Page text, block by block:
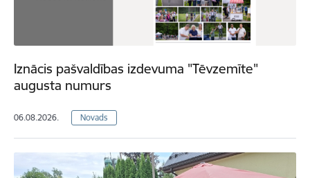
Iznācis pašvaldības izdevuma "Tēvzemīte"
augusta numurs
06.08.2026. Novads